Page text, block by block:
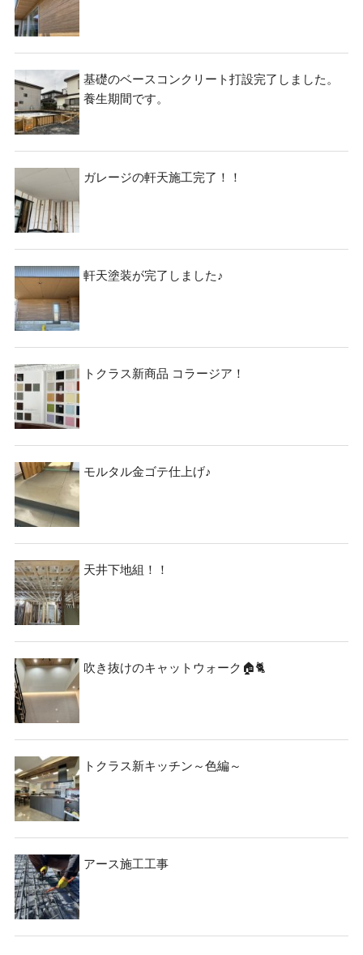
ョ
ン
基礎のベースコンクリート打設完了しました。
養生期間です。
ガレージの軒天施工完了！！
軒天塗装が完了しました♪
トクラス新商品 コラージア！
モルタル金ゴテ仕上げ♪
天井下地組！！
吹き抜けのキャットウォーク🏠🐈
トクラス新キッチン～色編～
アース施工工事